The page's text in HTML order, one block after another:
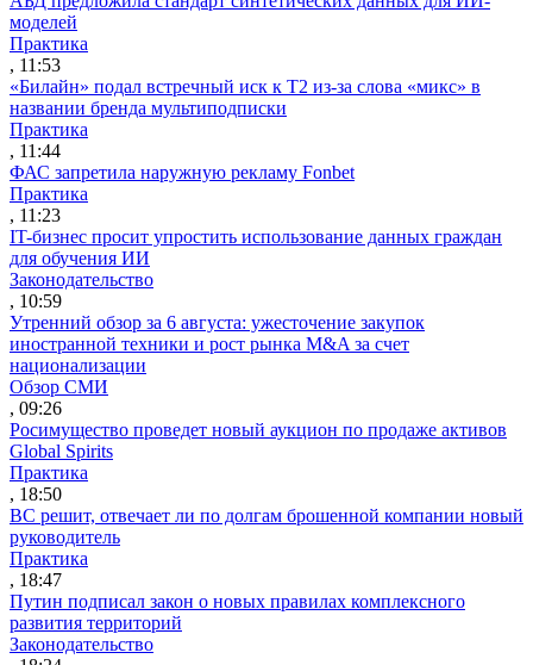
моделей
Практика
, 11:53
«Билайн» подал встречный иск к Т2 из-за слова «микс» в
названии бренда мультиподписки
Практика
, 11:44
ФАС запретила наружную рекламу Fonbet
Практика
, 11:23
IT-бизнес просит упростить использование данных граждан
для обучения ИИ
Законодательство
, 10:59
Утренний обзор за 6 августа: ужесточение закупок
иностранной техники и рост рынка M&A за счет
национализации
Обзор СМИ
, 09:26
Росимущество проведет новый аукцион по продаже активов
Global Spirits
Практика
, 18:50
ВС решит, отвечает ли по долгам брошенной компании новый
руководитель
Практика
, 18:47
Путин подписал закон о новых правилах комплексного
развития территорий
Законодательство